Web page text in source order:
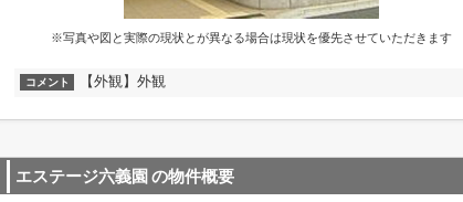
※写真や図と実際の現状とが異なる場合は現状を優先させていただきます
コメント 【外観】外観
エステージ六義園 の物件概要